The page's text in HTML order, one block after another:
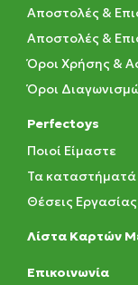
Αποστολές &
Αποστολές &
Όροι Χρήσης &
Όροι
Perfectoys
Ποιοί Είμαστε
Τα καταστήματά
Θέσεις Εργασίας
Λίστα Καρτών
Eπικοινωνία